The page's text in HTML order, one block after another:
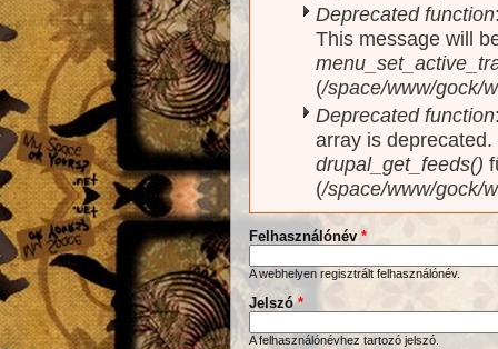
Deprecated function
This message will
(/space/www/gock/
Deprecated function
array is
drupal_get_feeds()
(/space/www/gock/
Felhasználónév *
A webhelyen regisztrált felhasználónév.
Jelszó*
A felhasználónévhez tartozó jelszó.